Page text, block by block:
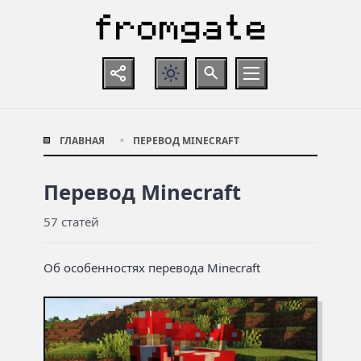
ГЛАВНАЯ ПЕРЕВОД MINECRAFT
Перевод Minecraft
57 статей
Об особенностях перевода Minecraft